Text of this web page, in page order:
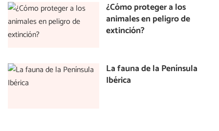
¿Cómo proteger a los
animales en peligro de
extinción?
La fauna de la Península
Ibérica